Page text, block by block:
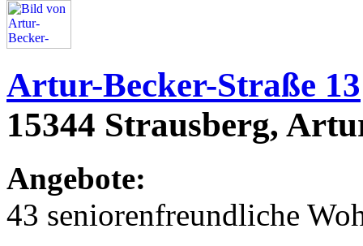
Artur-Becker-Straße 13
15344 Strausberg,
Angebote:
43 seniorenfreundliche